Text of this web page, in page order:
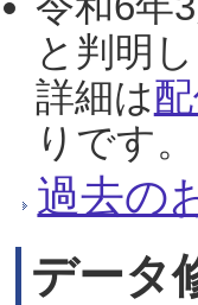
と判明
詳細は
りです
過去の
データ